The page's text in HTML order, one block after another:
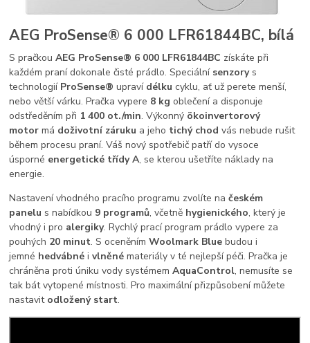
AEG ProSense® 6 000 LFR61844BC, bílá
S pračkouAEG ProSense® 6 000 LFR61844BC získáte při
každém praní dokonale čisté prádlo. Speciální senzorys
technologií ProSense®upraví délku cyklu, ať už perete menší,
nebo větší várku. Pračka vypere 8 kg oblečení a disponuje
odstředěním při 1 400 ot./min. Výkonný ökoinvertorový
motormá doživotní záruku a jeho tichý chod vás nebude rušit
během procesu praní. Váš nový spotřebič patří do vysoce
úsporné energetické třídy A, se kterou ušetříte náklady na
energie.
Nastavení vhodného pracího programu zvolíte načeském
panelu s nabídkou 9 programů, včetně hygienického, který je
vhodný i pro alergiky. Rychlý prací program prádlo vypere za
pouhých 20 minut. S oceněnímWoolmark Bluebudou i
jemné hedvábné ivlněné materiály v té nejlepší péči. Pračka je
chráněna proti úniku vody systémemAquaControl, nemusíte se
tak bát vytopené místnosti. Pro maximální přizpůsobení můžete
nastavit odložený start.